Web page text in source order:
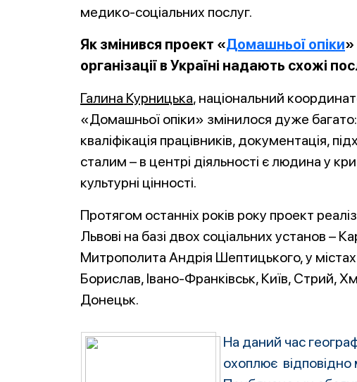
медико-соціальних послуг.
Як змінився проект «Домашньої опіки»
організації в Україні надають схожі
Галина Курницька, національний
«Домашньої опіки» змінилося дуже багато:
кваліфікація працівників, документація,
сталим – в центрі діяльності є людина у
культурні цінності.
Протягом останніх років року проект
Львові на базі двох соціальних установ –
Митрополита Андрія Шептицького, у
Борислав, Івано-Франківськ, Київ, Стрий,
Донецьк.
На даний час
охоплює відповідно